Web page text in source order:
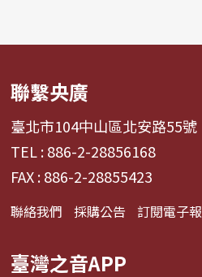
聯繫央廣
臺北市104中山區北安路55號
TEL : 886-2-28856168
FAX : 886-2-28855423
聯絡我們 採購公告 訂閱電子報
臺灣之音APP